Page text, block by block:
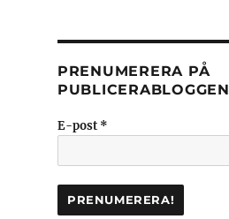
PRENUMERERA PÅ
PUBLICERABLOGGEN
E-post *